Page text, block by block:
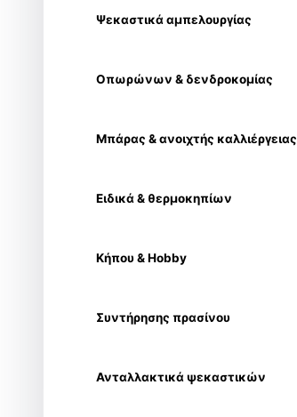
Ψεκαστικά αμπελουργίας
Οπωρώνων & δενδροκομίας
Μπάρας & ανοιχτής καλλιέργειας
Ειδικά & θερμοκηπίων
Κήπου & Hobby
Συντήρησης πρασίνου
Ανταλλακτικά ψεκαστικών